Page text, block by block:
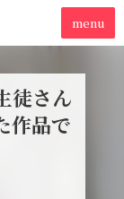
徒さん
作品で